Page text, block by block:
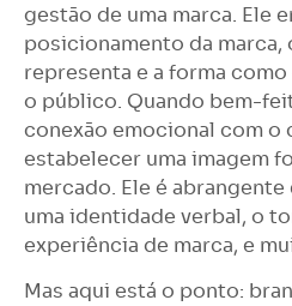
gestão de uma marca. Ele
posicionamento da marca,
representa e a forma
o público. Quando bem-
conexão emocional com o
estabelecer uma imagem
mercado. Ele é
uma identidade verbal, o
experiência de marca, e
Mas aqui está o ponto: